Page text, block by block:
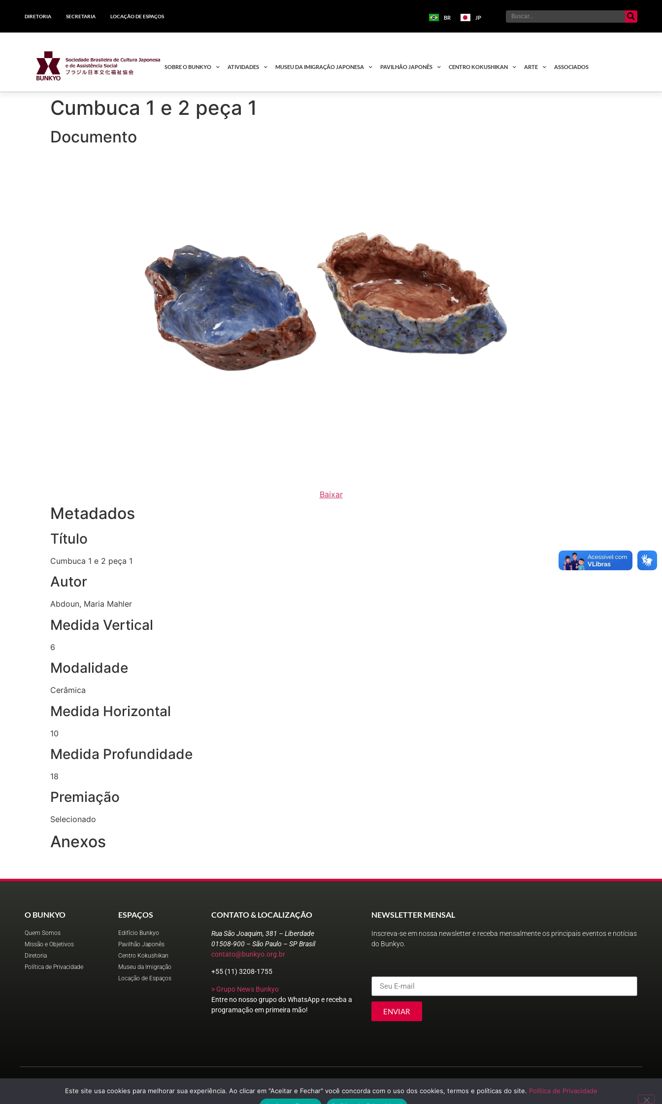
DIRETORIA SECRETARIA LOCAÇÃO DE ESPAÇOS BR JP
SOBRE O BUNKYO ATIVIDADES MUSEU DA IMIGRAÇÃO JAPONESA PAVILHÃO JAPONÊS CENTRO KOKUSHIKAN ARTE ASSOCIADOS
Cumbuca 1 e 2 peça 1
Documento
Baixar
Metadados
Título
Cumbuca 1 e 2 peça 1
Autor
Abdoun, Maria Mahler
Medida Vertical
6
Modalidade
Cerâmica
Medida Horizontal
10
Medida Profundidade
18
Premiação
Selecionado
Anexos
O BUNKYO
Quem Somos
Missão e Objetivos
Diretoria
Política de Privacidade
ESPAÇOS
Edifício Bunkyo
Pavilhão Japonês
Centro Kokushikan
Museu da Imigração
Locação de Espaços
CONTATO & LOCALIZAÇÃO
Rua São Joaquim, 381 – Liberdade
01508-900 – São Paulo – SP Brasil
contato@bunkyo.org.br
+55 (11) 3208-1755
> Grupo News Bunkyo
Entre no nosso grupo do WhatsApp e receba a
programação em primeira mão!
NEWSLETTER MENSAL
Inscreva-se em nossa newsletter e receba mensalmente os principais eventos e notícias
do Bunkyo.
ENVIAR
© Sociedade Brasileira de Cultura Japonesa e de Assistência Social 2023
Este site usa cookies para melhorar sua experiência. Ao clicar em "Aceitar e Fechar" você concorda com o uso dos cookies, termos e políticas do site. Política de Privacidade